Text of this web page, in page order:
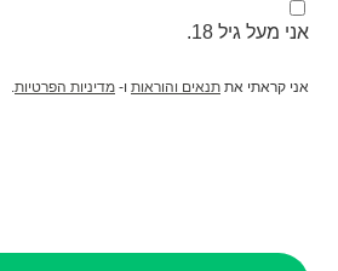
אני מעל גיל 18.
אני קראתי את תנאים והוראות ו- מדיניות הפרטיות.